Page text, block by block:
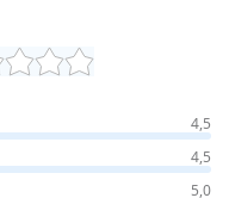
4,5
4,5
5,0